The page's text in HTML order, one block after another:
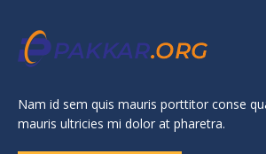
Nam id sem quis mauris porttitor conse
mauris ultricies mi dolor at pharetra.